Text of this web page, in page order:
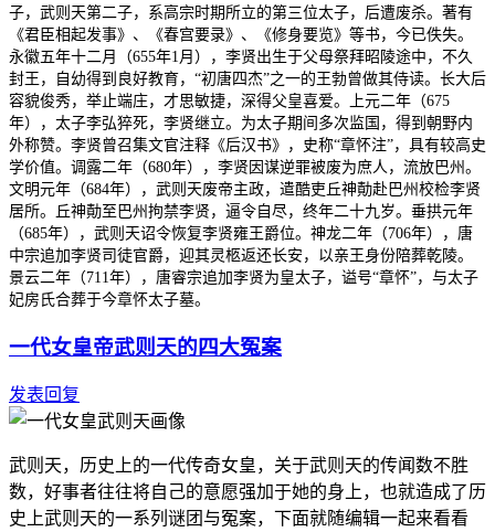
子，武则天第二子，系高宗时期所立的第三位太子，后遭废杀。著有
《君臣相起发事》、《春宫要录》、《修身要览》等书，今已佚失。
永徽五年十二月（655年1月），李贤出生于父母祭拜昭陵途中，不久
封王，自幼得到良好教育，“初唐四杰”之一的王勃曾做其侍读。长大后
容貌俊秀，举止端庄，才思敏捷，深得父皇喜爱。上元二年（675
年），太子李弘猝死，李贤继立。为太子期间多次监国，得到朝野内
外称赞。李贤曾召集文官注释《后汉书》，史称“章怀注”，具有较高史
学价值。调露二年（680年），李贤因谋逆罪被废为庶人，流放巴州。
文明元年（684年），武则天废帝主政，遣酷吏丘神勣赴巴州校检李贤
居所。丘神勣至巴州拘禁李贤，逼令自尽，终年二十九岁。垂拱元年
（685年），武则天诏令恢复李贤雍王爵位。神龙二年（706年），唐
中宗追加李贤司徒官爵，迎其灵柩返还长安，以亲王身份陪葬乾陵。
景云二年（711年），唐睿宗追加李贤为皇太子，谥号“章怀”，与太子
妃房氏合葬于今章怀太子墓。
一代女皇帝武则天的四大冤案
发表回复
武则天，历史上的一代传奇女皇，关于武则天的传闻数不胜
数，好事者往往将自己的意愿强加于她的身上，也就造成了历
史上武则天的一系列谜团与冤案，下面就随编辑一起来看看